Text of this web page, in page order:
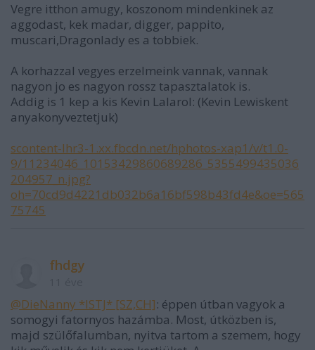
Vegre itthon amugy, koszonom mindenkinek az
aggodast, kek madar, digger, pappito,
muscari,Dragonlady es a tobbiek.
A korhazzal vegyes erzelmeink vannak, vannak
nagyon jo es nagyon rossz tapasztalatok is.
Addig is 1 kep a kis Kevin Lalarol: (Kevin Lewiskent
anyakonyveztetjuk)
scontent-lhr3-1.xx.fbcdn.net/hphotos-xap1/v/t1.0-
9/11234046_10153429860689286_5355499435036
204957_n.jpg?
oh=70cd9d4221db032b6a16bf598b43fd4e&oe=565
75745
fhdgy
@DieNanny *ISTJ* [SZ,CH]: éppen útban vagyok a
somogyi fatornyos hazámba. Most, útközben is,
majd szülőfalumban, nyitva tartom a szemem, hogy